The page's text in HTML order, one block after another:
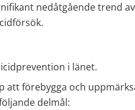
nedåtgående trend
i länet.
att förebygga och
delmål: